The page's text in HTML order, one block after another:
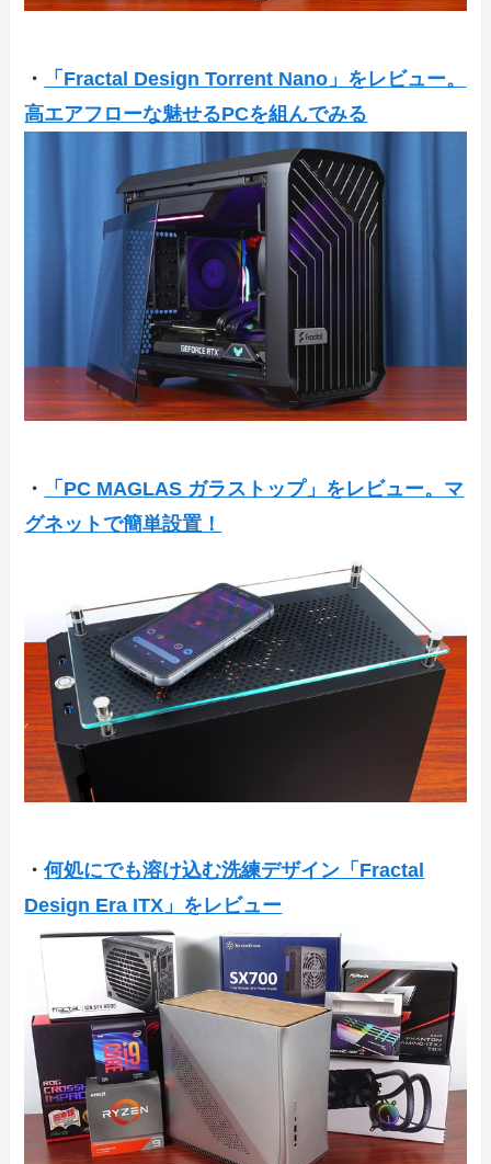
・
「Fractal Design Torrent Nano」をレビュー。
高エアフローな魅せるPCを組んでみる
・
「PC MAGLAS ガラストップ」をレビュー。マ
グネットで簡単設置！
・何処にでも溶け込む洗練デザイン「Fractal
Design Era ITX」をレビュー